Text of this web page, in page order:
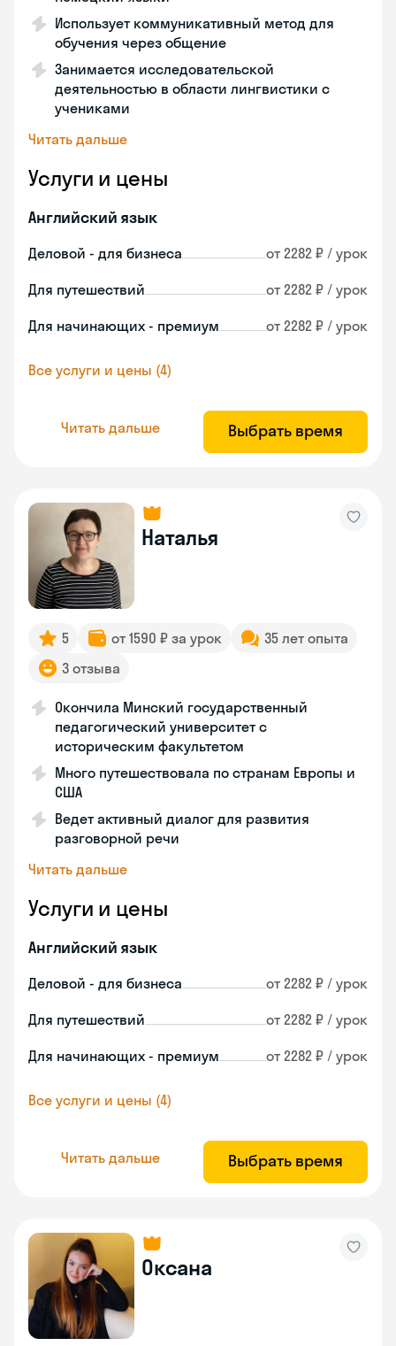
Использует коммуникативный метод для
обучения через общение
Занимается исследовательской
деятельностью в области лингвистики с
учениками
Читать дальше
Услуги и цены
Английский язык
Деловой - для бизнеса от 2282 ₽ / урок
Для путешествий от 2282 ₽ / урок
Для начинающих - премиум от 2282 ₽ / урок
Все услуги и цены (4)
Читать дальше Выбрать время
Наталья
5 от 1590 ₽ за урок
35 лет опыта
3 отзыва
Окончила Минский государственный
педагогический университет с
историческим факультетом
Много путешествовала по странам Европы и
США
Ведет активный диалог для развития
разговорной речи
Читать дальше
Услуги и цены
Английский язык
Деловой - для бизнеса от 2282 ₽ / урок
Для путешествий от 2282 ₽ / урок
Для начинающих - премиум от 2282 ₽ / урок
Все услуги и цены (4)
Читать дальше Выбрать время
Оксана